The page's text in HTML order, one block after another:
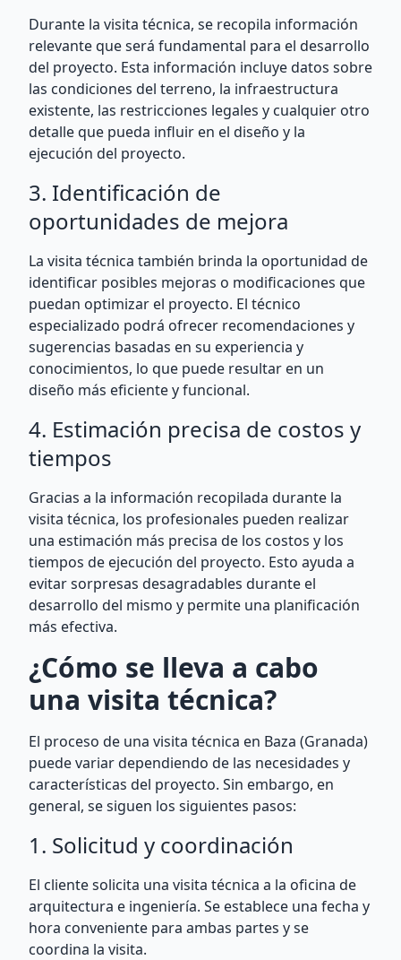
Durante la visita técnica, se recopila información
relevante que será fundamental para el desarrollo
del proyecto. Esta información incluye datos sobre
las condiciones del terreno, la infraestructura
existente, las restricciones legales y cualquier otro
detalle que pueda influir en el diseño y la
ejecución del proyecto.
3. Identificación de
oportunidades de mejora
La visita técnica también brinda la oportunidad de
identificar posibles mejoras o modificaciones que
puedan optimizar el proyecto. El técnico
especializado podrá ofrecer recomendaciones y
sugerencias basadas en su experiencia y
conocimientos, lo que puede resultar en un
diseño más eficiente y funcional.
4. Estimación precisa de costos y
tiempos
Gracias a la información recopilada durante la
visita técnica, los profesionales pueden realizar
una estimación más precisa de los costos y los
tiempos de ejecución del proyecto. Esto ayuda a
evitar sorpresas desagradables durante el
desarrollo del mismo y permite una planificación
más efectiva.
¿Cómo se lleva a cabo
una visita técnica?
El proceso de una visita técnica en Baza (Granada)
puede variar dependiendo de las necesidades y
características del proyecto. Sin embargo, en
general, se siguen los siguientes pasos:
1. Solicitud y coordinación
El cliente solicita una visita técnica a la oficina de
arquitectura e ingeniería. Se establece una fecha y
hora conveniente para ambas partes y se
coordina la visita.